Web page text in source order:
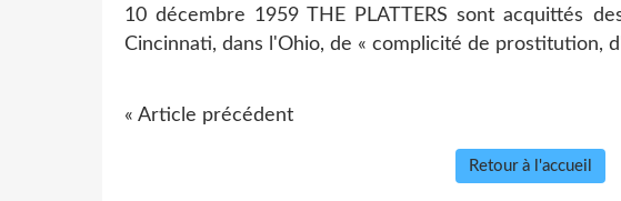
10 décembre 1959 THE PLATTERS sont acquittés
Cincinnati, dans l'Ohio, de « complicité de prostitution,
« Article précédent
Retour à l'accueil